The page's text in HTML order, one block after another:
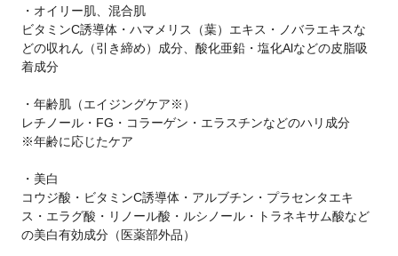
・オイリー肌、混合肌
ビタミンC誘導体・ハマメリス（葉）エキス・ノバラエキスな
どの収れん（引き締め）成分、酸化亜鉛・塩化Alなどの皮脂吸
着成分
・年齢肌（エイジングケア※）
レチノール・FG・コラーゲン・エラスチンなどのハリ成分
※年齢に応じたケア
・美白
コウジ酸・ビタミンC誘導体・アルブチン・プラセンタエキ
ス・エラグ酸・リノール酸・ルシノール・トラネキサム酸など
の美白有効成分（医薬部外品）